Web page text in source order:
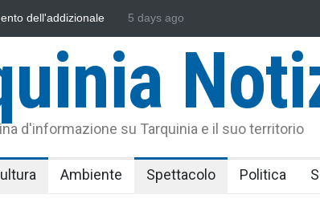
di Viterbo
Vincenzo Ferri, un Eroe tarquiniese
5 days ago
d'informazione su Tarquinia e il suo territorio
Ambiente Spettacolo Politica